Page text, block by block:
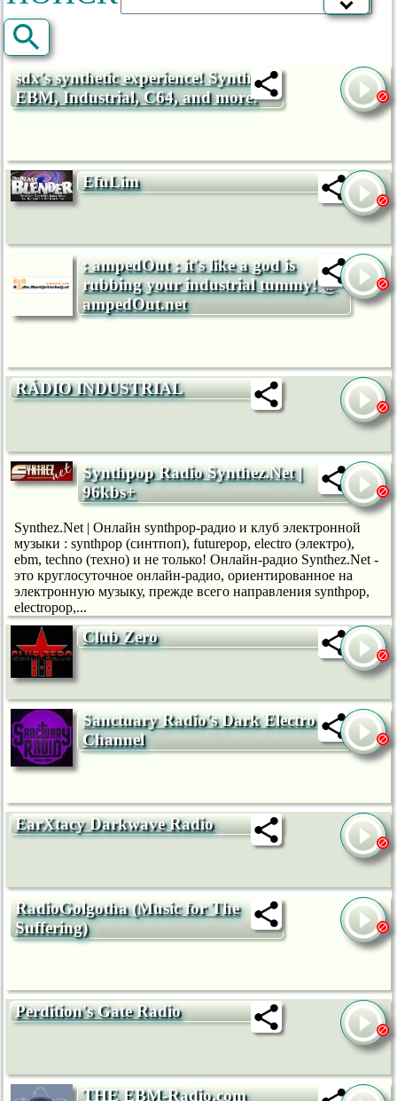
sdx's synthetic experience! Synth,
EBM, Industrial, C64, and more!
EfuLim
: ampedOut : it's like a god is
rubbing your industrial tummy! @
ampedOut.net
RÁDIO INDUSTRIAL
Synthpop Radio Synthez.Net |
96kbs+
Synthez.Net | Онлайн synthpop-радио и клуб электронной
музыки : synthpop (синтпоп), futurepop, electro (электро),
ebm, techno (техно) и не только! Онлайн-радио Synthez.Net -
это круглосуточное онлайн-радио, ориентированное на
электронную музыку, прежде всего направления synthpop,
electropop,...
Club Zero
Sanctuary Radio's Dark Electro
Channel
EarXtacy Darkwave Radio
RadioGolgotha (Music for The
Suffering)
Perdition's Gate Radio
THE EBM-Radio.com